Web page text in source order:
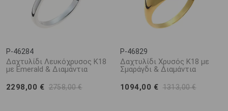
P-46284
Δαχτυλίδι Λευκόχρυσος Κ18
με Emerald & Διαμάντια
2298,00 € 2758,00 €
P-46829
Δαχτυλίδι Χρυσός Κ18 με
Σμαράγδι & Διαμάντια
1094,00 € 1313,00 €